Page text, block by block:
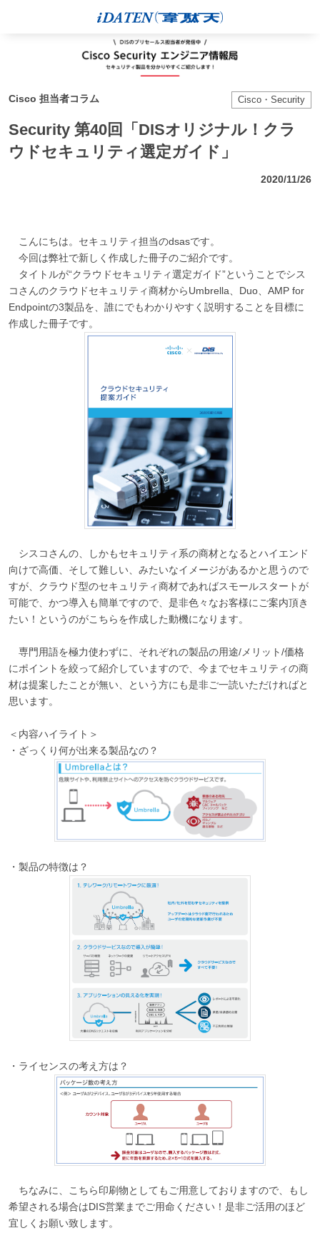
Cisco 担当者コラム Cisco・Security
Security 第40回「DISオリジナル！クラ
ウドセキュリティ選定ガイド」
2020/11/26
こんにちは。セキュリティ担当のdsasです。
今回は弊社で新しく作成した冊子のご紹介です。
タイトルが“クラウドセキュリティ選定ガイド”ということでシス
コさんのクラウドセキュリティ商材からUmbrella、Duo、AMP for
Endpointの3製品を、誰にでもわかりやすく説明することを目標に
作成した冊子です。
シスコさんの、しかもセキュリティ系の商材となるとハイエンド
向けで高価、そして難しい、みたいなイメージがあるかと思うので
すが、クラウド型のセキュリティ商材であればスモールスタートが
可能で、かつ導入も簡単ですので、是非色々なお客様にご案内頂き
たい！というのがこちらを作成した動機になります。
専門用語を極力使わずに、それぞれの製品の用途/メリット/価格
にポイントを絞って紹介していますので、今までセキュリティの商
材は提案したことが無い、という方にも是非ご一読いただければと
思います。
＜内容ハイライト＞
・ざっくり何が出来る製品なの？
・製品の特徴は？
・ライセンスの考え方は？
ちなみに、こちら印刷物としてもご用意しておりますので、もし
希望される場合はDIS営業までご用命ください！是非ご活用のほど
宜しくお願い致します。